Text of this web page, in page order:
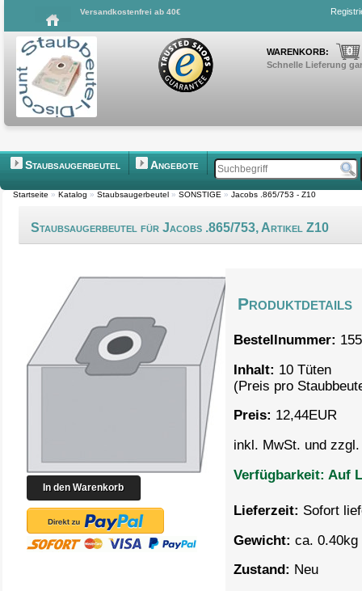
Versandkostenfrei ab 40€
WARENKORB: 0
Schnelle Lieferung
Staubsaugerbeutel Angebote
Startseite » Katalog » Staubsaugerbeutel » SONSTIGE » Jacobs .865/753 - Z10
Staubsaugerbeutel für Jacobs .865/753, Artikel Z10
Produktdetails
Bestellnummer:
Inhalt: 10 Tüten
(Preis pro
Preis: 12,44EUR
inkl. MwSt. und
Verfügbarkeit: Auf
Lieferzeit: Sofort
Gewicht: ca. 0.40kg
Zustand: Neu